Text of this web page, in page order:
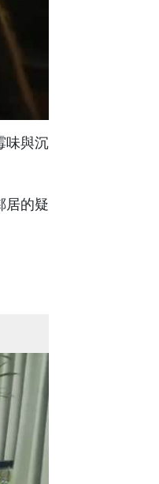
味與沉
居的疑